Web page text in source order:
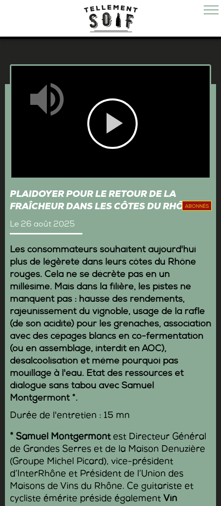
Play
Video
Mute
PLAIDOYER POUR LE RETOUR DE LA
FRAÎCHEUR DANS LES CÔTES DU RHÔNEABONNÉS
Le 26 août 2025
Les consommateurs souhaitent aujourd'hui
plus de légèreté dans leurs côtes du Rhône
rouges. Cela ne se décrète pas en un
millésime. Mais dans la filière, les pistes ne
manquent pas : hausse des rendements,
rajeunissement du vignoble, usage de la rafle
(de son acidité) pour les grenaches, association
avec des cépages blancs en co-fermentation
(ou en assemblage, interdit en AOC),
désalcoolisation et même pourquoi pas
mouillage à l'eau. Etat des ressources et
dialogue sans tabou avec Samuel
Montgermont *.
Durée de l'entretien : 15 mn
* Samuel Montgermontest Directeur Général
de Grandes Serres et de la Maison Denuzière
(Groupe Michel Picard), vice-président
d’InterRhône et Président de l’Union des
Maisons de Vins du Rhône. Ce guitariste et
cycliste émérite préside également Vin